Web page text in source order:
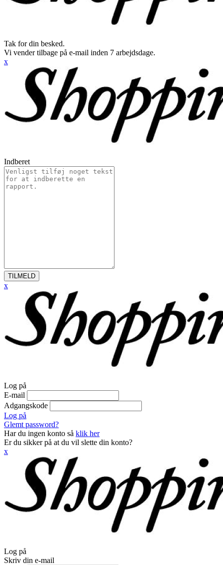
Tak for din besked.
Vi vender tilbage på e-mail inden 7 arbejdsdage.
x
Indberet
TILMELD
x
Log på
E-mail
Adgangskode
Log på
Glemt password?
Har du ingen konto så klik her
Er du sikker på at du vil slette din konto?
x
Log på
Skriv din e-mail